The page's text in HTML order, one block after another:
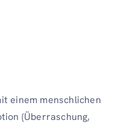
einem menschlichen
(Überraschung,